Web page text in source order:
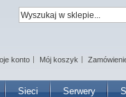
Sieci Serwery
konto Mój koszyk